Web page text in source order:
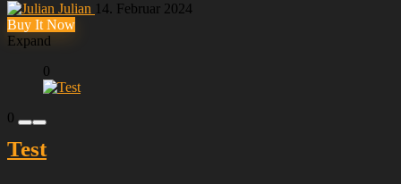
Julian 14. Februar 2024
Buy It Now
Expand
0
0
Test